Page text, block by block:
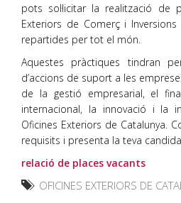
pots sol·licitar la realització de
Exteriors de Comerç i
repartides per tot el món.
Aquestes pràctiques tindran
d’accions de suport a les
de la gestió empresarial, el
internacional, la innovació i la
Oficines Exteriors de Catalunya.
requisits i presenta la teva
relació de places vacants
OFICINES EXTERIORS DE